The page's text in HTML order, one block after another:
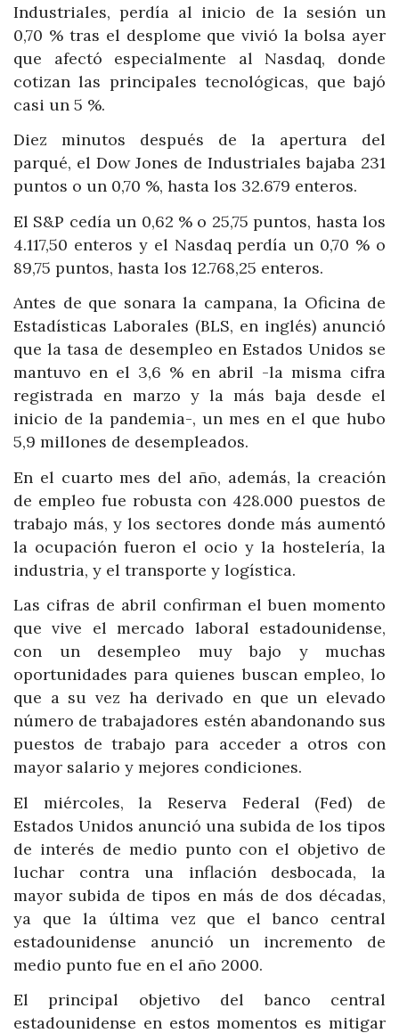
Industriales, perdía al inicio de la sesión un
0,70 % tras el desplome que vivió la bolsa ayer
que afectó especialmente al Nasdaq, donde
cotizan las principales tecnológicas, que bajó
casi un 5 %.
Diez minutos después de la apertura del
parqué, el Dow Jones de Industriales bajaba 231
puntos o un 0,70 %, hasta los 32.679 enteros.
El S&P cedía un 0,62 % o 25,75 puntos, hasta los
4.117,50 enteros y el Nasdaq perdía un 0,70 % o
89,75 puntos, hasta los 12.768,25 enteros.
Antes de que sonara la campana, la Oficina de
Estadísticas Laborales (BLS, en inglés) anunció
que la tasa de desempleo en Estados Unidos se
mantuvo en el 3,6 % en abril -la misma cifra
registrada en marzo y la más baja desde el
inicio de la pandemia-, un mes en el que hubo
5,9 millones de desempleados.
En el cuarto mes del año, además, la creación
de empleo fue robusta con 428.000 puestos de
trabajo más, y los sectores donde más aumentó
la ocupación fueron el ocio y la hostelería, la
industria, y el transporte y logística.
Las cifras de abril confirman el buen momento
que vive el mercado laboral estadounidense,
con un desempleo muy bajo y muchas
oportunidades para quienes buscan empleo, lo
que a su vez ha derivado en que un elevado
número de trabajadores estén abandonando sus
puestos de trabajo para acceder a otros con
mayor salario y mejores condiciones.
El miércoles, la Reserva Federal (Fed) de
Estados Unidos anunció una subida de los tipos
de interés de medio punto con el objetivo de
luchar contra una inflación desbocada, la
mayor subida de tipos en más de dos décadas,
ya que la última vez que el banco central
estadounidense anunció un incremento de
medio punto fue en el año 2000.
El principal objetivo del banco central
estadounidense en estos momentos es mitigar